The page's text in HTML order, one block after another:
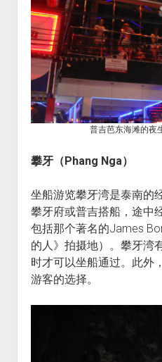
普吉芭东海滩的夜
攀牙（Phang Nga）
坐船游览攀牙湾是泰南的
攀牙府或普吉搭船，途中
包括那个著名的James
的人》拍摄地）。攀牙湾
时才可以坐船通过。此外
游客的选择。